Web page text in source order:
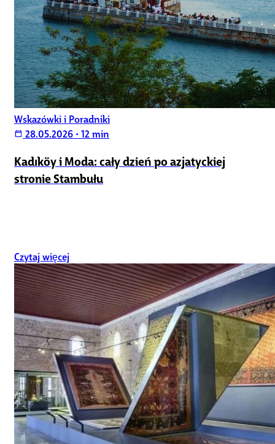
Wskazówki i Poradniki
calendar_today 28.05.2026 • 12 min
Kadıköy i Moda: cały dzień po azjatyckiej
stronie Stambułu
Czytaj więcej